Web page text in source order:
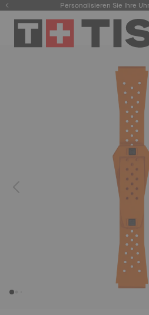
Personalisieren Sie Ihre